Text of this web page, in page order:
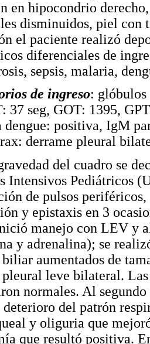
en hipocondrio
disminuidos, piel con
el paciente realizó
diferenciales de
sepsis, malaria,
de ingreso: glóbulos
37 seg, GOT: 1395,
dengue: positiva, IgM
derrame pleural
del cuadro se
Intensivos Pediátricos
de pulsos
y epistaxis en 3
manejo con LEV y
y adrenalina); se
aumentados de
leve bilateral.
normales. Al
deterioro del patrón
y oliguria que
que resultó positiva.